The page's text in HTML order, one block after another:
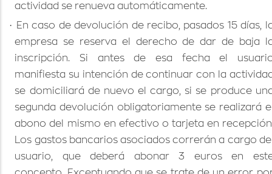
actividad se renueva automáticamente.
·
En caso de devolución de recibo, pasados 15 días,
empresa se reserva el derecho de dar de baja
inscripción. Si antes de esa fecha el
manifiesta su intención de continuar con la
se domiciliará de nuevo el cargo, si se produce
segunda devolución obligatoriamente se realizará
abono del mismo en efectivo o tarjeta en
Los gastos bancarios asociados correrán a cargo
usuario, que deberá abonar 3 euros en